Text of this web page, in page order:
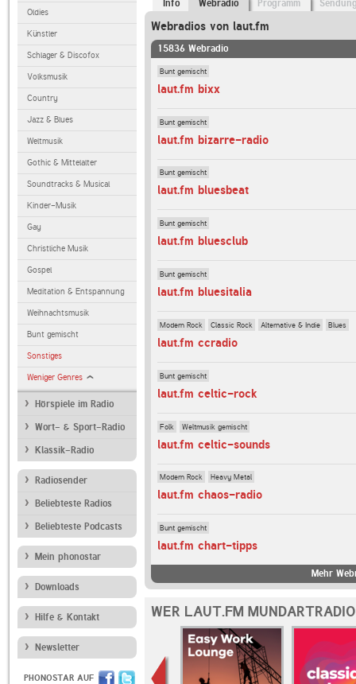
Oldies
Künstler
Schlager & Discofox
Volksmusik
Country
Jazz & Blues
Weltmusik
Gothic & Mittelalter
Soundtracks & Musical
Kinder-Musik
Gay
Christliche Musik
Gospel
Meditation & Entspannung
Weihnachtsmusik
Bunt gemischt
Sonstiges
Weniger Genres
Hörspiele im Radio
Wort- & Sport-Radio
Klassik-Radio
Radiosender
Beliebteste Radios
Beliebteste Podcasts
Mein phonostar
Downloads
Hilfe & Kontakt
Newsletter
PHONOSTAR AUF
Info Webradio Programm
Webradios von laut.fm
15836 Webradio
Bunt gemischt
laut.fm bixx
Bunt gemischt
laut.fm bizarre-radio
Bunt gemischt
laut.fm bluesbeat
Bunt gemischt
laut.fm bluesclub
Bunt gemischt
laut.fm bluesitalia
Modern Rock Classic Rock Alternative & Indie Blues
laut.fm ccradio
Bunt gemischt
laut.fm celtic-rock
Folk Weltmusik gemischt
laut.fm celtic-sounds
Modern Rock Heavy Metal
laut.fm chaos-radio
Bunt gemischt
laut.fm chart-tipps
Mehr
WER LAUT.FM